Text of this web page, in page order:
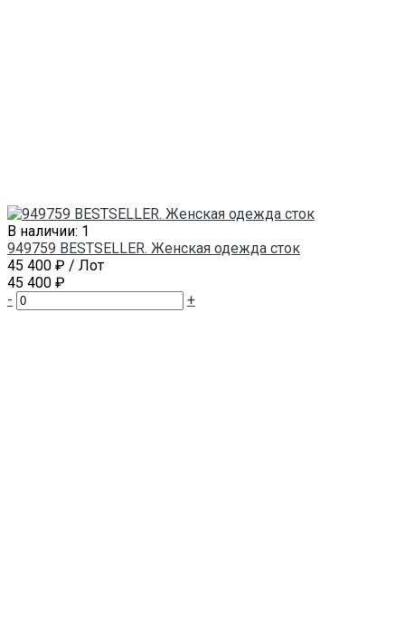
В наличии: 1
949759 BESTSELLER. Женская одежда сток
45 400 ₽ / Лот
45 400 ₽
-
+